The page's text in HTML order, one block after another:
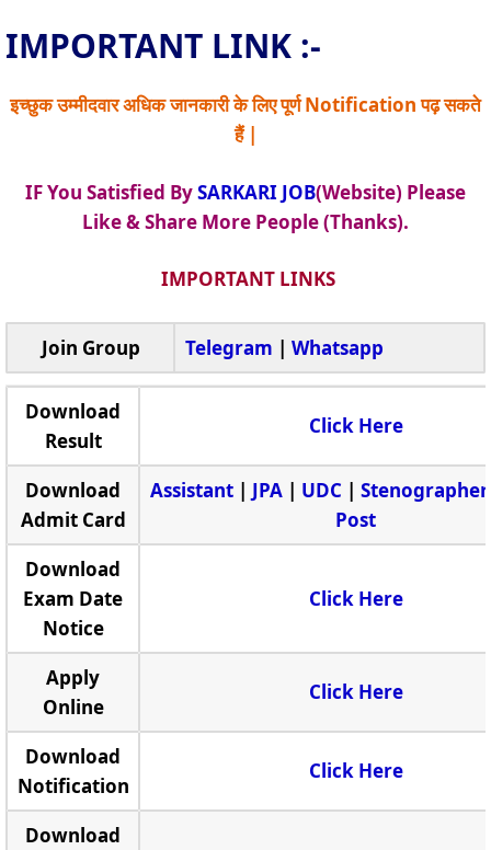
IMPORTANT LINK :-
इच्छुक उम्मीदवार अधिक जानकारी के लिए पूर्ण Notification पढ़ सकते
हैं |
IF You Satisfied BySARKARI JOB(Website) Please
Like & Share More People (Thanks).
IMPORTANT LINKS
Join Group Telegram | Whatsapp
Download
Result
Click Here
Download
Admit Card
Assistant| JPA| UDC | Stenographer
Post
Download
Exam Date
Notice
Click Here
Apply
Online
Click Here
Download
Notification
Click Here
Download